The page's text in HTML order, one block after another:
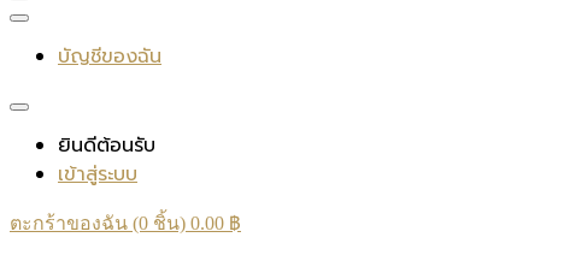
บัญชีของฉัน
ยินดีต้อนรับ
เข้าสู่ระบบ
ตะกร้าของฉัน (0 ชิ้น) 0.00 ฿